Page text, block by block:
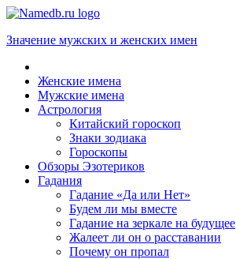
Значение мужских и женских имен
Женские имена
Мужские имена
Астрология
Китайский гороскоп
Знаки зодиака
Гороскопы
Обзоры Эзотериков
Гадания
Гадание «Да или Нет»
Будем ли мы вместе
Гадание на зеркале на будущее
Жалеет ли он о расставании
Почему он пропал